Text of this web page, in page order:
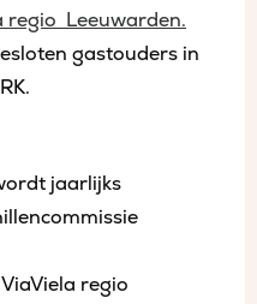
regio Leeuwarden.
gastouders in
jaarlijks
regio